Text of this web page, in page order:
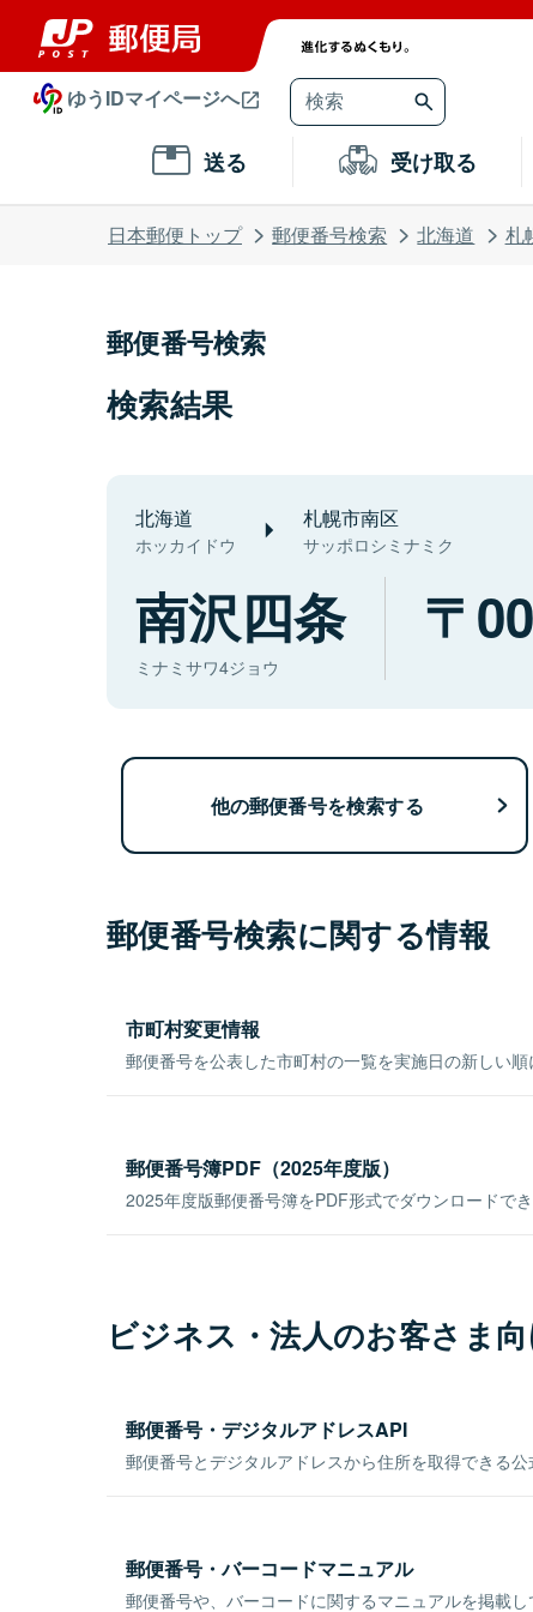
ゆうIDマイページへ
送る 受け取る
日本郵便トップ 郵便番号検索 北海道 札
郵便番号検索
検索結果
北海道
ホッカイドウ
札幌市南区
サッポロシミナミク
南沢四条
ミナミサワ4ジョウ
他の郵便番号を検索する
郵便番号検索に関する情報
市町村変更情報
郵便番号を公表した市町村の一覧を実施日の新しい順
郵便番号簿PDF（2025年度版）
2025年度版郵便番号簿をPDF形式でダウンロードでき
ビジネス・法人のお客さま
郵便番号・デジタルアドレスAPI
郵便番号とデジタルアドレスから住所を取得できる公
郵便番号・バーコードマニュアル
郵便番号や、バーコードに関するマニュアルを掲載し